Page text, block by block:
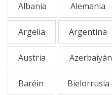
Albania Alemania
Argelia Argentina
Austria Azerbaiyán
Baréin Bielorrusia